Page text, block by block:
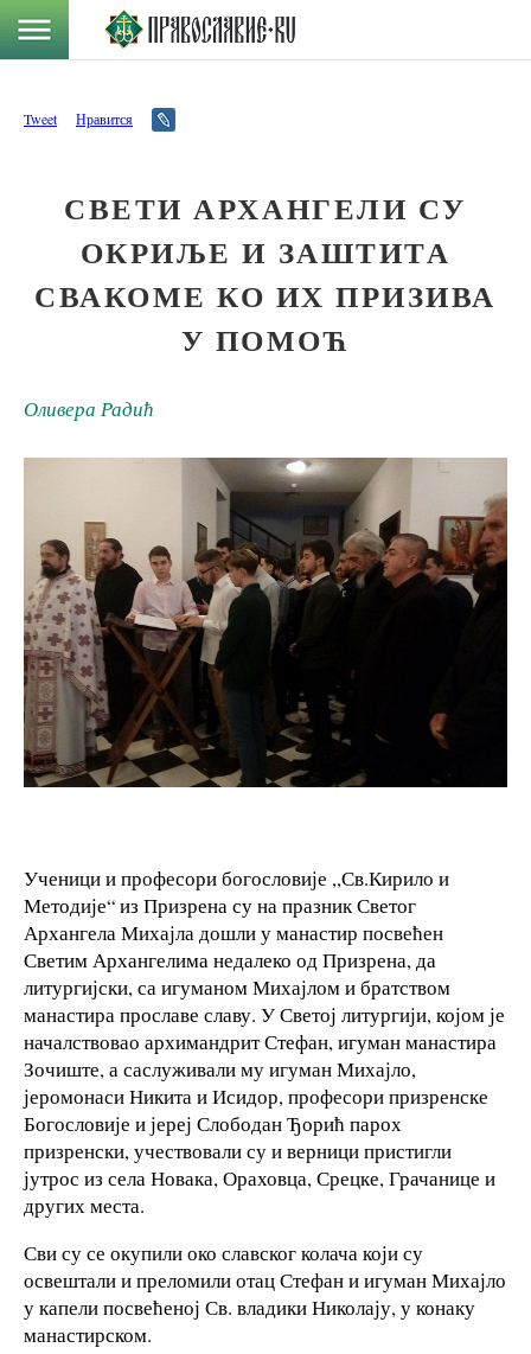
Tweet Нравится
СВЕТИ АРХАНГЕЛИ СУ
ОКРИЉЕ И ЗАШТИТА
СВАКОМЕ КО ИХ ПРИЗИВА
У ПОМОЋ
Оливера Радић
Ученици и професори богословије ,,Св.Кирило и
Методије“ из Призрена су на празник Светог
Архангела Михајла дошли у манастир посвећен
Светим Архангелима недалеко од Призрена, да
литургијски, са игуманом Михајлом и братством
манастира прославе славу. У Светој литургији, којом је
началствовао архимандрит Стефан, игуман манастира
Зочиште, а саслуживали му игуман Михајло,
јеромонаси Никита и Исидор, професори призренске
Богословије и јереј Слободан Ђорић парох
призренски, учествовали су и верници пристигли
јутрос из села Новака, Ораховца, Срецке, Грачанице и
других места.
Сви су се окупили око славског колача који су
освештали и преломили отац Стефан и игуман Михајло
у капели посвећеној Св. владики Николају, у конаку
манастирском.